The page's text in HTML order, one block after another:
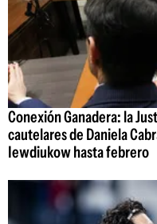
Conexión Ganadera: la
cautelares de Daniela
Iewdiukow hasta febrero